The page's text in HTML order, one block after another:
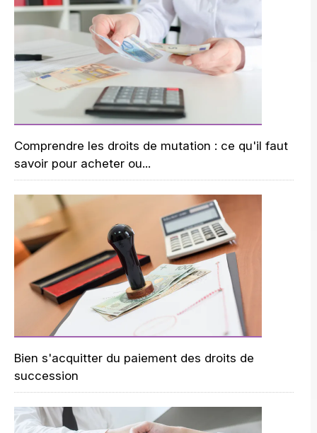
Comprendre les droits de mutation : ce qu'il faut
savoir pour acheter ou...
Bien s'acquitter du paiement des droits de
succession